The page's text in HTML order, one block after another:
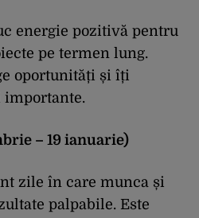
energie pozitivă pentru
pe termen lung.
oportunități și îți
– 19 ianuarie)
zile în care munca și
palpabile. Este